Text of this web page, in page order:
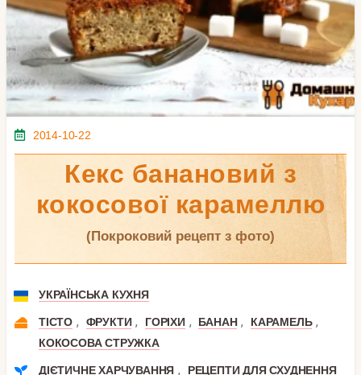
2014-10-22
Кекс банановий з
кокосової карамеллю
(покроковий рецепт з фото)
УКРАЇНСЬКА КУХНЯ
ТІСТО , ФРУКТИ , ГОРІХИ , БАНАН , КАРАМЕЛЬ ,
КОКОСОВА СТРУЖКА
ДІЄТИЧНЕ ХАРЧУВАННЯ , РЕЦЕПТИ ДЛЯ СХУДНЕННЯ